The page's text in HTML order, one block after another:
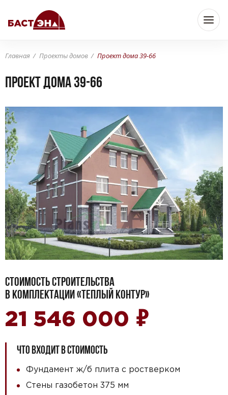
Главная Проекты домов Проект дома 39-66
Проект дома 39-66
СТОИМОСТЬ СТРОИТЕЛЬСТВА
В КОМПЛЕКТАЦИИ «ТЕПЛЫЙ КОНТУР»
21 546 000 ₽
ЧТО ВХОДИТ В СТОИМОСТЬ
Фундамент ж/б плита с ростверком
Стены газобетон 375 мм